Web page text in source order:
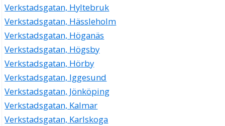
Verkstadsgatan, Hyltebruk
Verkstadsgatan, Hässleholm
Verkstadsgatan, Höganäs
Verkstadsgatan, Högsby
Verkstadsgatan, Hörby
Verkstadsgatan, Iggesund
Verkstadsgatan, Jönköping
Verkstadsgatan, Kalmar
Verkstadsgatan, Karlskoga